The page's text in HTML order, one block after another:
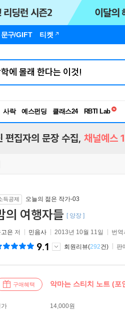
문구/GIFT 티켓
사락 예스펀딩 클래스24
RBTI Lab
독서유형검사
편집자의 문장 수집, 채널예스
득공제 오늘의 젊은 작가-03
의 여행자들 [ 양장 ]
고은 저 민음사 2013년 10월 11일 번역
9.1 회원리뷰(292건) 판
구매혜택 악마는 스티치 노트 (포
가 14,000원